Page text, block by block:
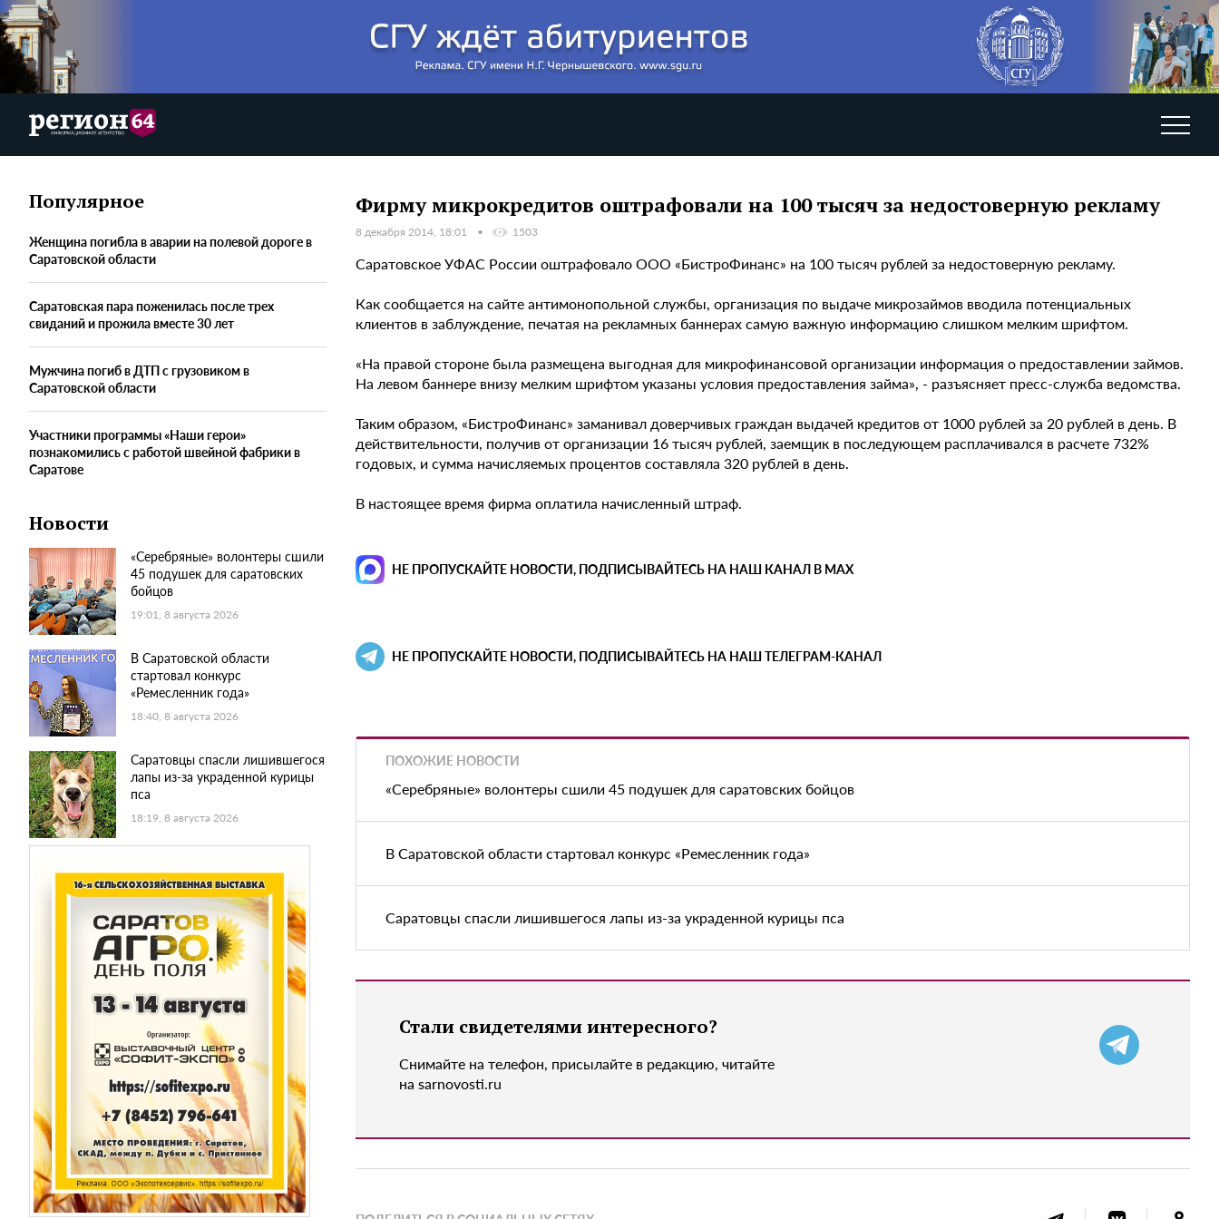
Популярное
Женщина погибла в аварии на полевой дороге в
Саратовской области
Саратовская пара поженилась после трех
свиданий и прожила вместе 30 лет
Мужчина погиб в ДТП с грузовиком в
Саратовской области
Участники программы «Наши герои»
познакомились с работой швейной фабрики в
Саратове
Новости
«Серебряные» волонтеры сшили
45 подушек для саратовских
бойцов
19:01, 8 августа 2026
В Саратовской области
стартовал конкурс
«Ремесленник года»
18:40, 8 августа 2026
Саратовцы спасли лишившегося
лапы из-за украденной курицы
пса
18:19, 8 августа 2026
Фирму микрокредитов оштрафовали на 100 тысяч за недостоверную рекламу
8 декабря 2014, 18:01 1503
Саратовское УФАС России оштрафовало ООО «БистроФинанс» на 100 тысяч рублей за недостоверную рекламу.
Как сообщается на сайте антимонопольной службы, организация по выдаче микрозаймов вводила потенциальных
клиентов в заблуждение, печатая на рекламных баннерах самую важную информацию слишком мелким шрифтом.
«На правой стороне была размещена выгодная для микрофинансовой организации информация о предоставлении займов.
На левом баннере внизу мелким шрифтом указаны условия предоставления займа», - разъясняет пресс-служба ведомства.
Таким образом, «БистроФинанс» заманивал доверчивых граждан выдачей кредитов от 1000 рублей за 20 рублей в день. В
действительности, получив от организации 16 тысяч рублей, заемщик в последующем расплачивался в расчете 732%
годовых, и сумма начисляемых процентов составляла 320 рублей в день.
В настоящее время фирма оплатила начисленный штраф.
НЕ ПРОПУСКАЙТЕ НОВОСТИ, ПОДПИСЫВАЙТЕСЬ НА НАШ КАНАЛ В MAX
НЕ ПРОПУСКАЙТЕ НОВОСТИ, ПОДПИСЫВАЙТЕСЬ НА НАШ ТЕЛЕГРАМ-КАНАЛ
ПОХОЖИЕ НОВОСТИ
«Серебряные» волонтеры сшили 45 подушек для саратовских бойцов
В Саратовской области стартовал конкурс «Ремесленник года»
Саратовцы спасли лишившегося лапы из-за украденной курицы пса
Стали свидетелями интересного?
Снимайте на телефон, присылайте в редакцию, читайте
на sarnovosti.ru